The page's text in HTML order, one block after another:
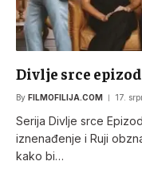
Divlje srce
By FILMOFILIJA.COM 17.
Serija Divlje srce
iznenađenje i Ruji
kako bi…